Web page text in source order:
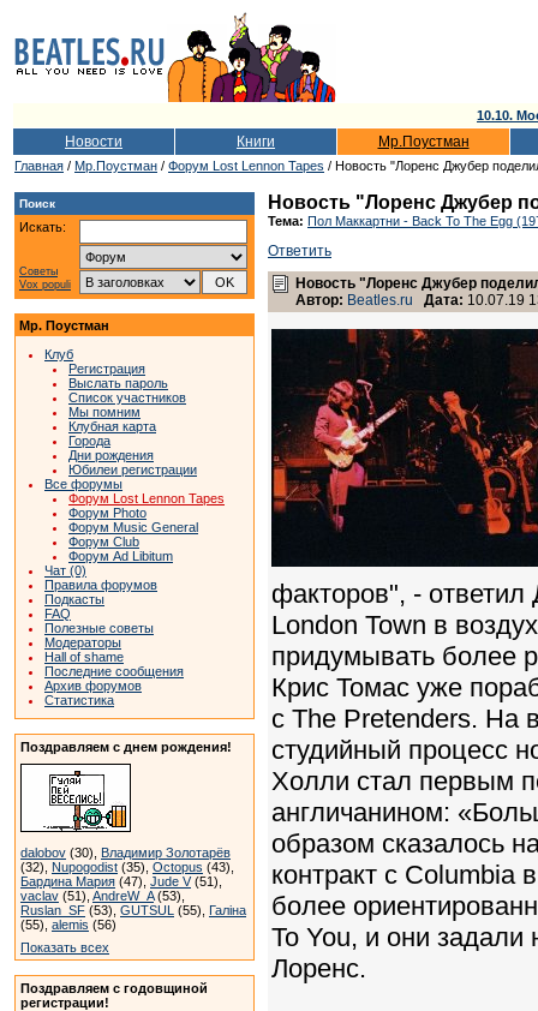
10.10.
Новости Книги Мр.Поустман
Главная / Мр.Поустман / Форум Lost Lennon Tapes / Новость "Лоренс Джубер
Поиск
Искать:
Советы
Vox populi
Мр. Поустман
Клуб
Регистрация
Выслать пароль
Список участников
Мы помним
Клубная карта
Города
Дни рождения
Юбилеи регистрации
Все форумы
Форум Lost Lennon Tapes
Форум Photo
Форум Music General
Форум Club
Форум Ad Libitum
Чат (0)
Правила форумов
Подкасты
FAQ
Полезные советы
Модераторы
Hall of shame
Последние сообщения
Архив форумов
Статистика
Поздравляем с днем рождения!
dalobov (30), Владимир Золотарёв
(32), Nupogodist (35), Octopus (43),
Бардина Мария (47), Jude V(51),
vaclav (51), AndreW_A(53),
Ruslan_SF (53), GUTSUL (55), Галіна
(55), alemis (56)
Показать всех
Поздравляем с годовщиной
регистрации!
Новость "Лоренс Джубер
Тема: Пол Маккартни - Back To The Egg
Ответить
Новость "Лоренс Джубер
Автор: Beatles.ru Дата: 10.07.19
факторов", -
London Town в
придумывать более
Крис Томас уже
с The Pretenders. На
студийный процесс
Холли стал первым
англичанином:
образом сказалось
контракт с Columbia
более
To You, и они задали
Лоренс.